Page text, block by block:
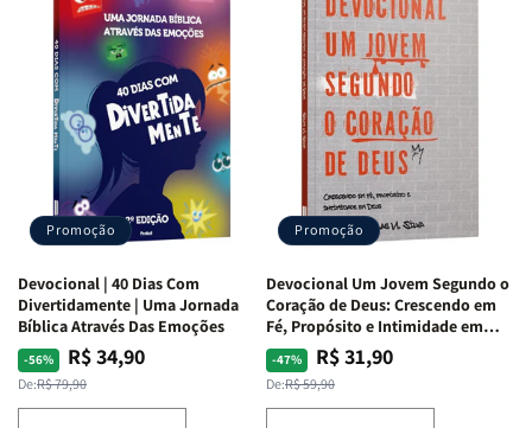
de
Guerra
Isabelle
S.
Alves
de
Guerra
|
Isabelle
S.
Alves
com
Mulheres
da
Bíblia
Equipe
Teológica
Penkal
com
Mulheres
da
Bíblia
|
Equipe
Teológica
Penkal
Promoção
Devocional | 40 Dias Com
Divertidamente | Uma Jornada
Bíblica Através Das Emoções
-56%
Preço
normal
De:R$ 79,90
Preço
promocional
R$ 34,90
Promoção
Devocional Um Jovem Segundo o
Coração de Deus: Crescendo em
Fé, Propósito e Intimidade em
Deus
-47%
Preço
normal
De:R$ 59,90
Preço
promocional
R$ 31,90